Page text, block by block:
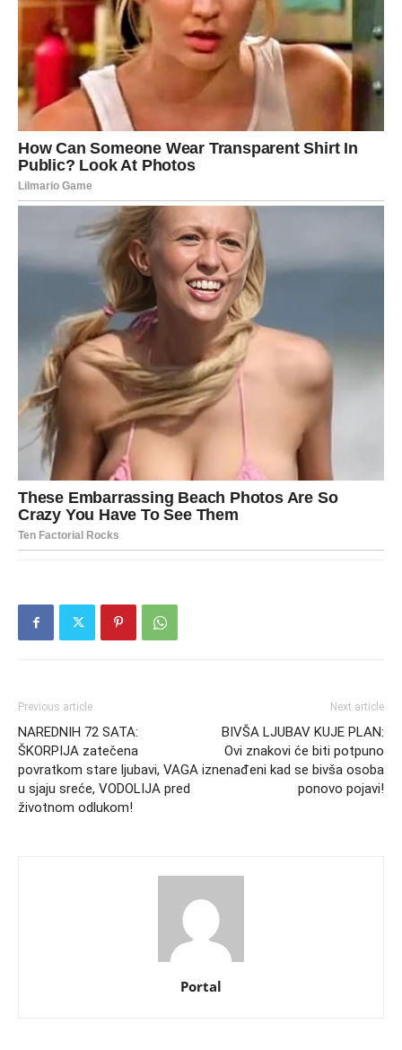
Previous article
NAREDNIH 72 SATA:
ŠKORPIJA zatečena
povratkom stare ljubavi, VAGA
u sjaju sreće, VODOLIJA pred
životnom odlukom!
Next article
BIVŠA LJUBAV KUJE PLAN:
Ovi znakovi će biti potpuno
iznenađeni kad se bivša osoba
ponovo pojavi!
Portal